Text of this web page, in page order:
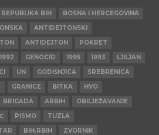
REPUBLIKA BIH
BOSNA I HERCEGOVINA
ANTIDEJTONSKI
ANTIDEJTON
POKRET
1992 GENOCID 1995 1993
LJILJAN
UN GODIŠNJICA
SREBRENICA
GRANICE BITKA
HVO
BRIGADA ARBIH
OBILJEŽAVANJE
PISMO
TUZLA
BIH.RBIH
ZVORNIK